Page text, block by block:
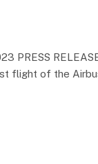
PRESS
flight of the